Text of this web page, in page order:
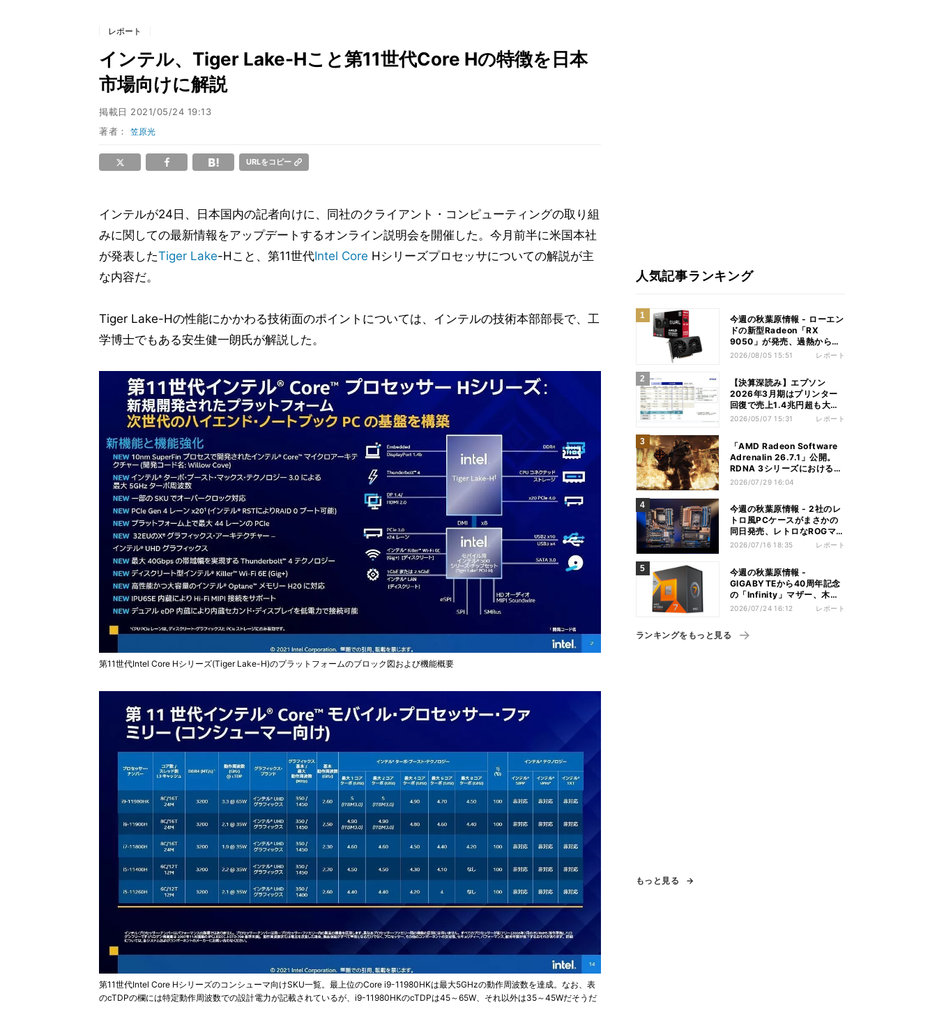
レポート
インテル、Tiger Lake-Hこと第11世代Core Hの特徴を日本
市場向けに解説
掲載日 2021/05/24 19:13
著者：笠原光
URLをコピー
インテルが24日、日本国内の記者向けに、同社のクライアント・コンピューティングの取り組
みに関しての最新情報をアップデートするオンライン説明会を開催した。今月前半に米国本社
が発表したTiger Lake-Hこと、第11世代Intel Core Hシリーズプロセッサについての解説が主
な内容だ。
Tiger Lake-Hの性能にかかわる技術面のポイントについては、インテルの技術本部部長で、工
学博士でもある安生健一朗氏が解説した。
第11世代Intel Core Hシリーズ(Tiger Lake-H)のプラットフォームのブロック図および機能概要
第11世代Intel Core Hシリーズのコンシューマ向けSKU一覧。最上位のCore i9-11980HKは最大5GHzの動作周波数を達成。なお、表
のcTDPの欄には特定動作周波数での設計電力が記載されているが、i9-11980HKのcTDPは45～65W、それ以外は35～45Wだそうだ
人気記事ランキング
今週の秋葉原情報 - ローエン
ドの新型Radeon「RX
9050」が発売、過熱から守
れる電源ケーブルも
2026/08/05 15:51 レポート
【決算深読み】エプソン
2026年3月期はプリンター
回復で売上1.4兆円超も大幅
減益、今期は増収増益見込む
2026/05/07 15:31 レポート
「AMD Radeon Software
Adrenalin 26.7.1」公開。
RDNA 3シリーズにおける不
具合多数解消
2026/07/29 16:04
今週の秋葉原情報 - 2社のレ
トロ風PCケースがまさかの
同日発売、レトロなROGマザ
ーも登場
2026/07/16 18:35 レポート
今週の秋葉原情報 -
GIGABYTEから40周年記念
の「Infinity」マザー、木目
調のGeForce RTX 5080も
2026/07/24 16:12 レポート
ランキングをもっと見る
もっと見る